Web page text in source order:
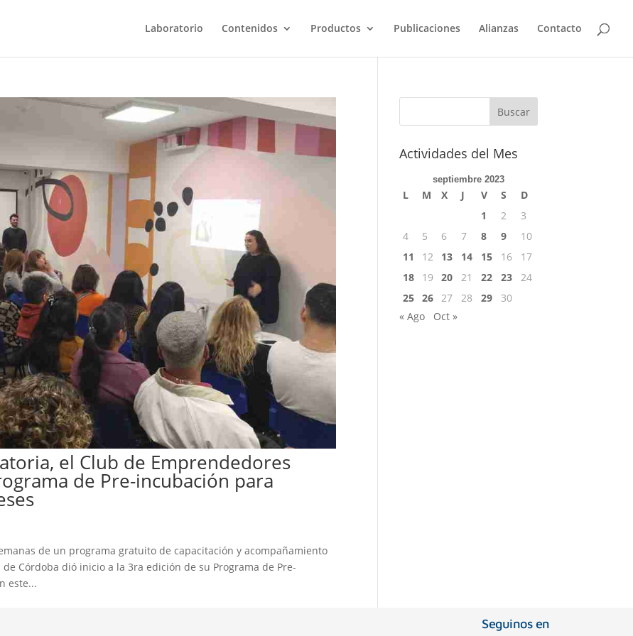
Laboratorio Contenidos Productos Publicaciones Alianzas Contacto
el Club de Emprendedores
de Pre-incubación para
de un programa gratuito de capacitación y acompañamiento
Córdoba dió inicio a la 3ra edición de su Programa de Pre-
este...
Actividades del Mes
septiembre 2023
L M X J V S
D
1
2
3
4
5 6 7 8 9
10
11
12 13 14 15 16
17
18
19 20 21 22 23
24
25 26 27 28 29
30
« Ago
Oct »
Seguinos en